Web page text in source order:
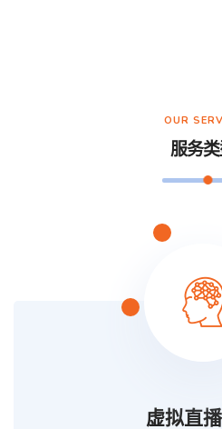
OUR
服务
虚拟直